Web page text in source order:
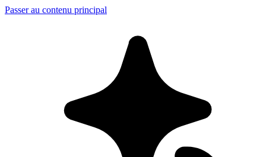
Passer au contenu principal